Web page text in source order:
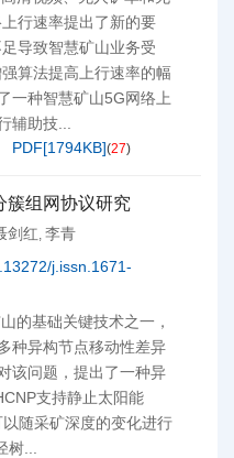
行速率提出了新的要
导致智慧矿山业务受
算法提高上行速率的幅
一种智慧矿山5G网络上
辅助技...
PDF[1794KB](27)
簇组网协议研究
剑红, 李青
j.issn.1671-
的基础关键技术之一，
种异构节点移动性差异
该问题，提出了一种异
支持静止太阳能
随采矿深度的变化进行
...